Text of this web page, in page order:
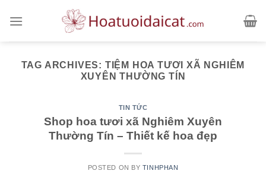
TAG ARCHIVES: TIỆM HOA TƯƠI XÃ NGHIÊM
XUYÊN THƯỜNG TÍN
TIN TỨC
Shop hoa tươi xã Nghiêm Xuyên
Thường Tín – Thiết kế hoa đẹp
POSTED ON BY TINHPHAN